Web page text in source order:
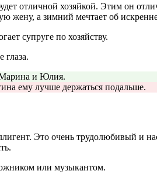
отличной хозяйкой. Этим он
а зимний мечтает об
супруге по хозяйству.
глаза.
Марина и Юлия.
ему лучше держаться подальше.
Это очень трудолюбивый и
или музыкантом.